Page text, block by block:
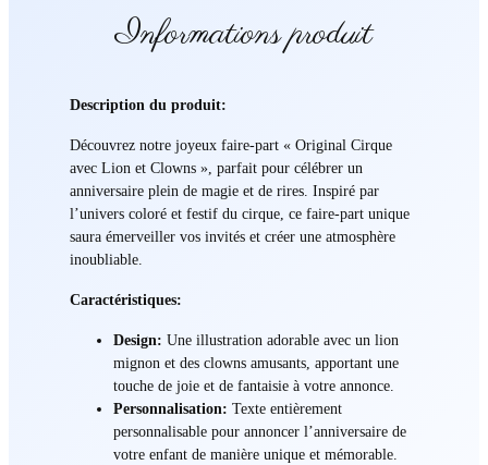
Informations produit
Description du produit:
Découvrez notre joyeux faire-part « Original Cirque
avec Lion et Clowns », parfait pour célébrer un
anniversaire plein de magie et de rires. Inspiré par
l’univers coloré et festif du cirque, ce faire-part unique
saura émerveiller vos invités et créer une atmosphère
inoubliable.
Caractéristiques:
Design: Une illustration adorable avec un lion
mignon et des clowns amusants, apportant une
touche de joie et de fantaisie à votre annonce.
Personnalisation: Texte entièrement
personnalisable pour annoncer l’anniversaire de
votre enfant de manière unique et mémorable.